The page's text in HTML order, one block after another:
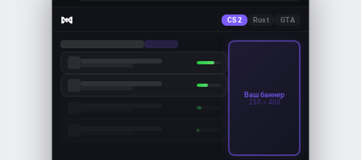
CS2 Rust GTA
Ваш баннер
250 × 400